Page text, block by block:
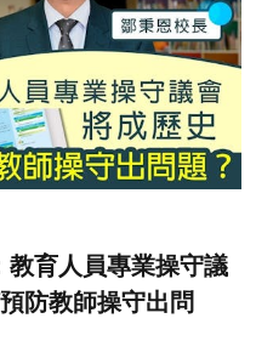
育人員專業操守議
防教師操守出問